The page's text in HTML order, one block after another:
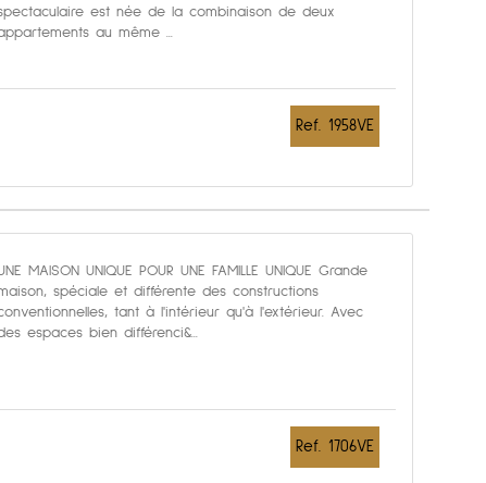
est née de la combinaison de deux
au même ...
Ref. 1958VE
MAISON UNIQUE POUR UNE FAMILLE UNIQUE Grande
spéciale et différente des constructions
tant à l'intérieur qu'à l'extérieur. Avec
espaces bien différenci&...
Ref. 1706VE